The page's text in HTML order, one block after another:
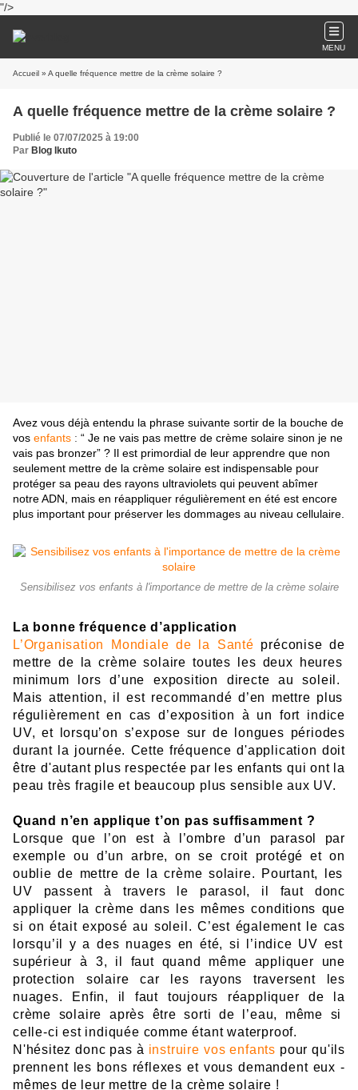
"/>
MENU
Accueil » A quelle fréquence mettre de la crème solaire ?
A quelle fréquence mettre de la crème solaire ?
Publié le 07/07/2025 à 19:00
Par Blog Ikuto
Avez vous déjà entendu la phrase suivante sortir de la bouche de
vos enfants : “ Je ne vais pas mettre de crème solaire sinon je ne
vais pas bronzer” ? Il est primordial de leur apprendre que non
seulement mettre de la crème solaire est indispensable pour
protéger sa peau des rayons ultraviolets qui peuvent abîmer
notre ADN, mais en réappliquer régulièrement en été est encore
plus important pour préserver les dommages au niveau cellulaire.
Sensibilisez vos enfants à l'importance de mettre de la crème solaire
La bonne fréquence d’application
L’Organisation Mondiale de la Santé préconise de
mettre de la crème sol aire toutes les deux heures
minimum lorsd’une exposition directe au sol eil.
Mais attention, ilest recommandé d’en mettre plus
régulièrement en cas d’exposition à un fort indice
UV,et lorsqu’on s’expose sur de longues périodes
durantl a journée. Cette fréquence d'application doit
être d'autant plus respectée par les enfants qui ont la
peau très fragile et beaucoup plus sensible aux UV.
Quand n’en applique t’on pas suffisamment ?
Lorsque que l’on est à l’ombre d’un parasol
par
exemple ou d’un arbre, on se croit protégé et on
oublie de mettre de a crème so laire. Pourtant, les
UV passent à travers le parasol, il fautdonc
appliquer la crème dans les mêmes cond itions que
si on était exposé au soleil. C’est éga lement le cas
orsqu’il y a des nuages en été, si l’ind ice UV est
supérieur à 3, il faut quand même appliquer une
protection solaire car les rayons traversent les
nuages. Enfin,
il faut toujours réappliquer de
la
crème solaire après être sortide l’eau, même si
celle-ciest indiquée comme étantwaterproof.
N'hésitez donc pas à instruire vos enfants pour qu'ils
prennent les bons réflexes et vous demandent eux -
mêmes de leur mettre de la crème solaire !